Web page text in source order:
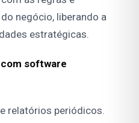
negócio, liberando a
estratégicas.
software
relatórios periódicos.